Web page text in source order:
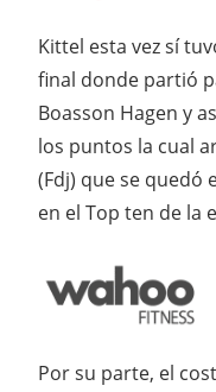
Kittel esta vez sí
final donde partió
Boasson Hagen y
los puntos la cual
(Fdj) que se quedó
en el Top ten de la
Por su parte, el